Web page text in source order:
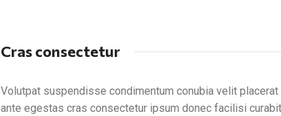
Cras consectetur
Volutpat suspendisse condimentum conubia velit
ante egestas cras consectetur ipsum donec facilisi